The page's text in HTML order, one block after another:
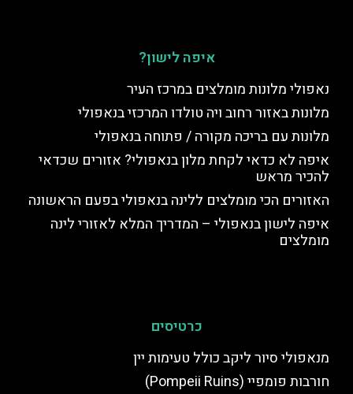
איפה לישון?
נאפולי מלונות מומלצים במרכז העיר
מלונות באזור רחוב ויה טולדו המרכזי בנאפולי
מלונות עם בריכה מקורה / פתוחה בנאפולי
איפה לא כדאי לקחת מלון בנאפולי? אזורים שכדאי
להכיר מראש
האזורים הכי מומלצים ללינה בנאפולי בפעם הראשונה
איפה לישון בנאפולי – המדריך המלא לאזורי לינה
מומלצים
כרטיסים
מנאפולי סיור ליקב כולל טעימות יין
חורבות פומפיי (Pompeii Ruins)